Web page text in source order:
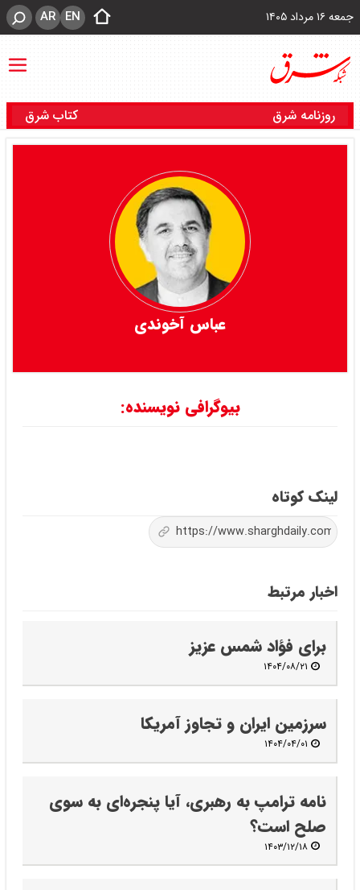
جمعه ۱۶ مرداد ۱۴۰۵ EN
AR
روزنامه شرق کتاب شرق
عباس آخوندی
بیوگرافی نویسنده:
لینک کوتاه
اخبار مرتبط
برای فؤاد شمس عزیز
۱۴۰۴/۰۸/۲۱
سرزمین ایران و تجاوز آمریکا
۱۴۰۴/۰۴/۰۱
نامه ترامپ به رهبری، آیا پنجره‌ای به‌ سوی
صلح است؟
۱۴۰۳/۱۲/۱۸